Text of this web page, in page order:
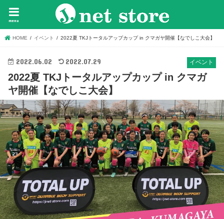
menu
HOME イベント 2022夏 TKJトータルアップカップ in クマガヤ開催【なでしこ大会】
イベント
2022.06.02 2022.07.29
2022夏 TKJトータルアップカップ in クマガ
ヤ開催【なでしこ大会】